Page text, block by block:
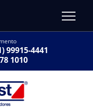
99915-4441
1010